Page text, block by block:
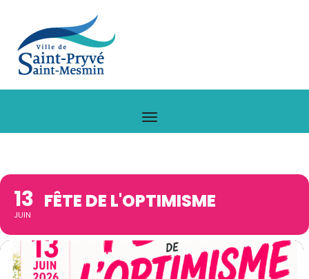
13
JUIN
FÊTE DE L'OPTIMISME